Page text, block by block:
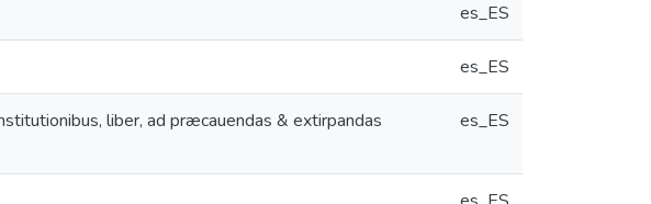
es_ES
es_ES
liber, ad præcauendas & extirpandas
es_ES